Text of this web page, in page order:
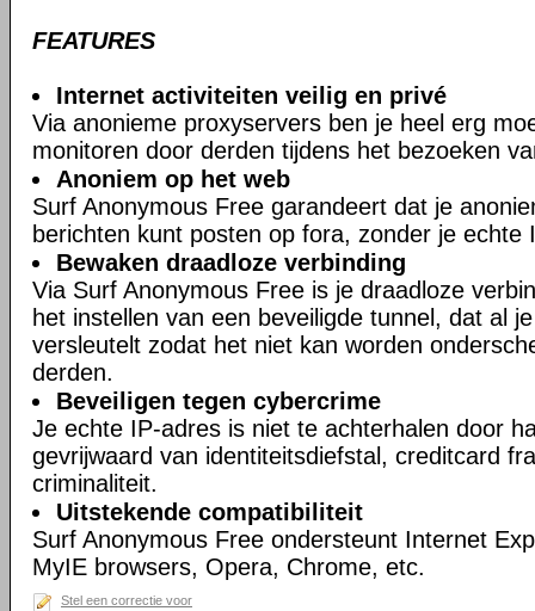
FEATURES
Internet activiteiten veilig en privé
Via anonieme proxyservers ben je heel erg
monitoren door derden tijdens het bezoeken
Anoniem op het web
Surf Anonymous Free garandeert dat je
berichten kunt posten op fora, zonder je echte
Bewaken draadloze verbinding
Via Surf Anonymous Free is je draadloze
het instellen van een beveiligde tunnel, dat al
versleutelt zodat het niet kan worden
derden.
Beveiligen tegen cybercrime
Je echte IP-adres is niet te achterhalen door
gevrijwaard van identiteitsdiefstal, creditcard
criminaliteit.
Uitstekende compatibiliteit
Surf Anonymous Free ondersteunt Internet
MyIE browsers, Opera, Chrome, etc.
Stel een correctie voor